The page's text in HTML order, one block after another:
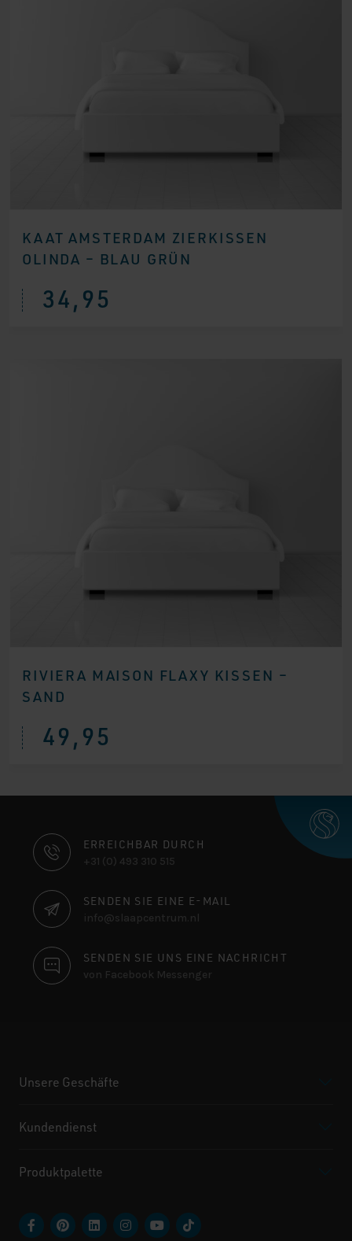
KAAT AMSTERDAM ZIERKISSEN
OLINDA – BLAU GRÜN
34,95
RIVIERA MAISON FLAXY KISSEN –
SAND
49,95
KONTAKTINFORMATIONEN
ERREICHBAR DURCH
+31 (0) 493 310 515
SENDEN SIE EINE E-MAIL
info@slaapcentrum.nl
SENDEN SIE UNS EINE NACHRICHT
von Facebook Messenger
Unsere Geschäfte
Kundendienst
Produktpalette